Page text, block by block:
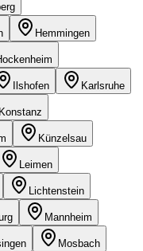
Hemmingen
Ilshofen Karlsruhe
Konstanz
Künzelsau
Leimen
Lichtenstein
Mannheim
Mosbach